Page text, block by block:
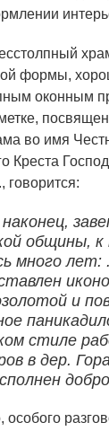
формы,
оконным
во имя
Креста
говорится:
общины,
много лет:
и
стиле
в дер.
особого